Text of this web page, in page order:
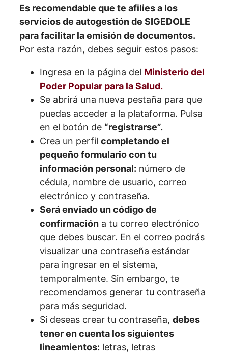
Es recomendable que te afilies a los
servicios de autogestión de SIGEDOLE
para facilitar la emisión de documentos.
Por esta razón, debes seguir estos pasos:
Ingresa en la página del Ministerio del
Poder Popular para la Salud.
Se abrirá una nueva pestaña para que
puedas acceder a la plataforma. Pulsa
en el botón de “registrarse”.
Crea un perfil completando el
pequeño formulario con tu
información personal: número de
cédula, nombre de usuario, correo
electrónico y contraseña.
Será enviado un código de
confirmación a tu correo electrónico
que debes buscar. En el correo podrás
visualizar una contraseña estándar
para ingresar en el sistema,
temporalmente. Sin embargo, te
recomendamos generar tu contraseña
para más seguridad.
Si deseas crear tu contraseña, debes
tener en cuenta los siguientes
lineamientos: letras, letras